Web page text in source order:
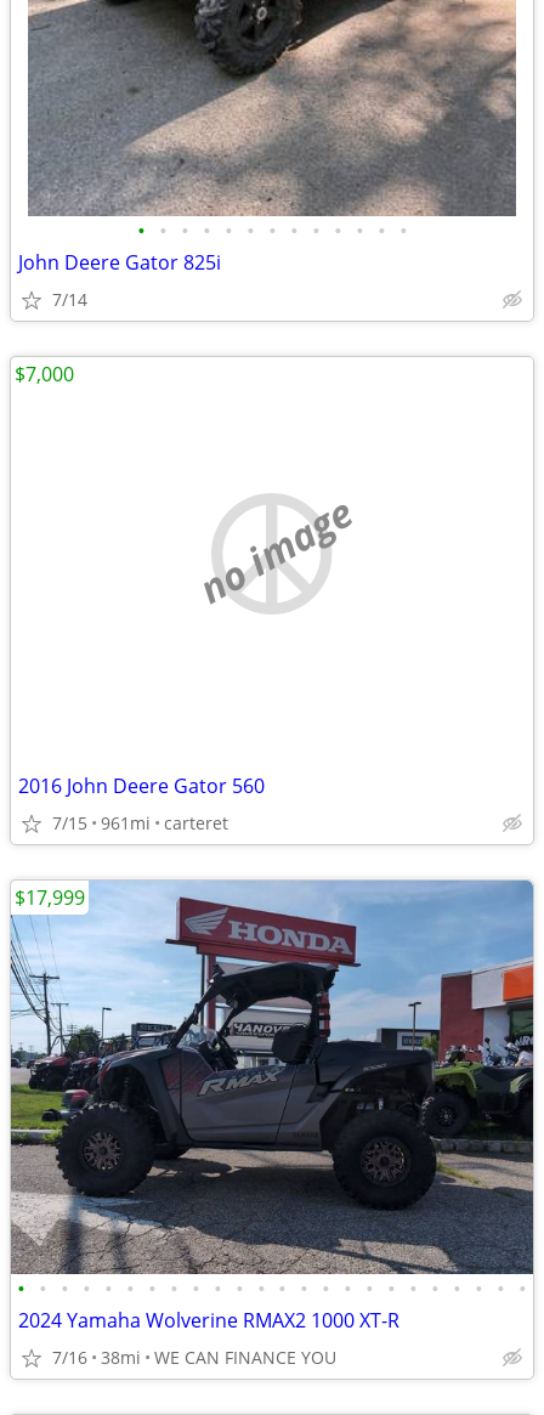
• • • • • • • • • • • • •
John Deere Gator 825i
7/14
no image
2016 John Deere Gator 560
7/15 961mi carteret
$7,000
• • • • • • • • • • • • • • • • • • • • • • • •
2024 Yamaha Wolverine RMAX2 1000 XT-R
7/16 38mi WE CAN FINANCE YOU
$17,999